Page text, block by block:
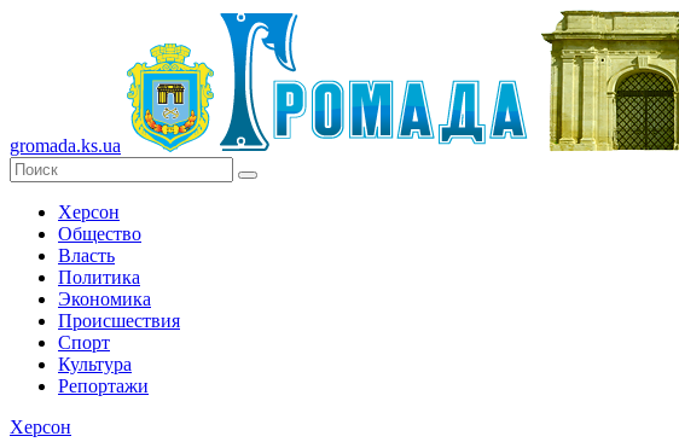
gromada.ks.ua
Херсон
Общество
Власть
Политика
Экономика
Происшествия
Спорт
Культура
Репортажи
Херсон